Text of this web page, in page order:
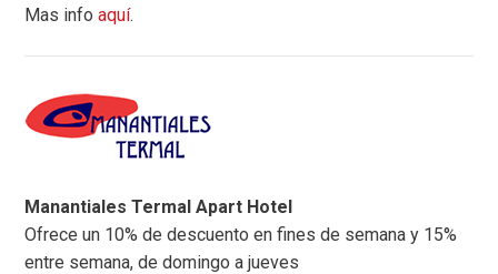
Mas infoaquí.
Manantiales Termal Apart Hotel
Ofrece un 10% de descuento en fines de semana y 15%
entre semana, de domingo a jueves